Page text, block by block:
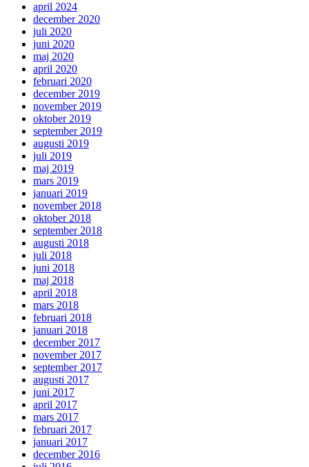
april 2024
december 2020
juli 2020
juni 2020
maj 2020
april 2020
februari 2020
december 2019
november 2019
oktober 2019
september 2019
augusti 2019
juli 2019
maj 2019
mars 2019
januari 2019
november 2018
oktober 2018
september 2018
augusti 2018
juli 2018
juni 2018
maj 2018
april 2018
mars 2018
februari 2018
januari 2018
december 2017
november 2017
september 2017
augusti 2017
juni 2017
april 2017
mars 2017
februari 2017
januari 2017
december 2016